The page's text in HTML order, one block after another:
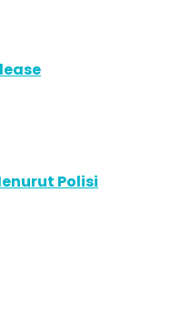
Polisi